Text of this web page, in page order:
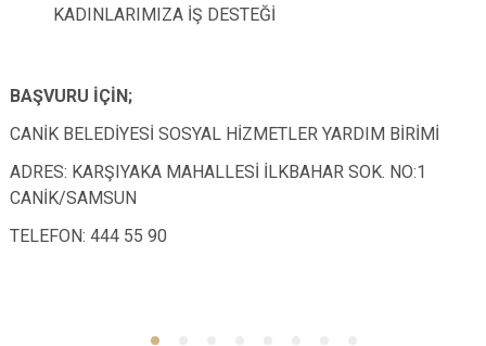
KADINLARIMIZA İŞ DESTEĞİ
BAŞVURU İÇİN;
CANİK BELEDİYESİ SOSYAL HİZMETLER YARDIM BİRİMİ
ADRES: KARŞIYAKA MAHALLESİ İLKBAHAR SOK. NO:1
CANİK/SAMSUN
TELEFON: 444 55 90